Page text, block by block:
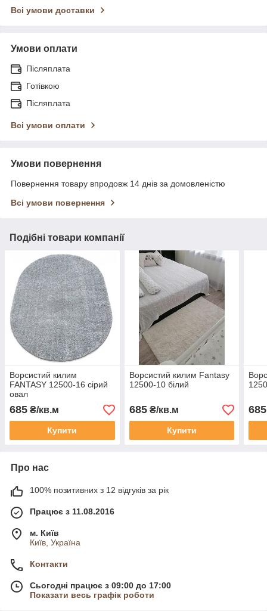
Всі умови доставки
Умови оплати
Післяплата
Готівкою
Післяплата
Всі умови оплати
Умови повернення
Повернення товару впродовж 14 днів за домовленістю
Всі умови повернення
Подібні товари компанії
Ворсистий килим
FANTASY 12500-16 сірий
овал
685 ₴/кв.м
Купити
Ворсистий килим Fantasy
12500-10 білий
685₴/кв.м
Купити
685
Про нас
100% позитивних з 12 відгуків за рік
Працює з 11.08.2016
м. Київ
Київ, Україна
Контакти
Сьогодні працює з 09:00 до 17:00
Показати весь графік роботи